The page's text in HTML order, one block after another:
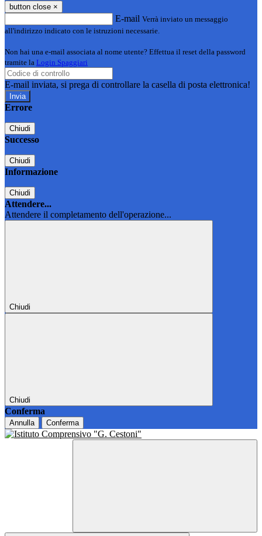
button close ×
E-mail Verrà inviato un messaggio
all'indirizzo indicato con le istruzioni necessarie.
Non hai una e-mail associata al nome utente? Effettua il reset della password
tramite la Login Spaggiari
E-mail inviata, si prega di controllare la casella di posta elettronica!
Errore
Chiudi
Successo
Chiudi
Informazione
Chiudi
Attendere...
Attendere il completamento dell'operazione...
Chiudi
Chiudi
Conferma
Annulla Conferma